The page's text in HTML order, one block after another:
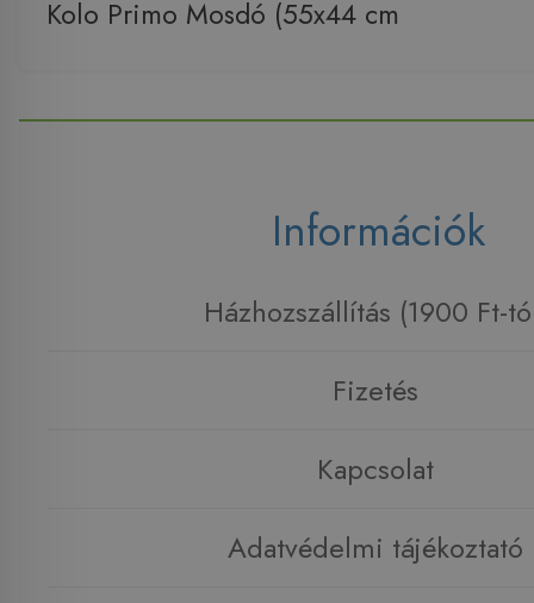
Kolo Primo Mosdó (55x44 cm
Információk
Házhozszállítás (1900 Ft-
Fizetés
Kapcsolat
Adatvédelmi tájékoztató